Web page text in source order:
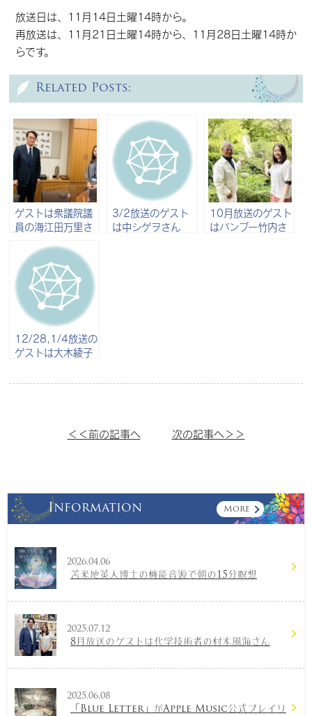
放送日は、11月14日土曜14時から。
再放送は、11月21日土曜14時から、11月28日土曜14時か
らです。
Related Posts:
ゲストは衆議院議
員の海江田万里さ
3/2放送のゲスト
は中シゲヲさん
10月放送のゲスト
はバンブー竹内さ
12/28,1/4放送の
ゲストは大木綾子
＜＜前の記事へ 次の記事へ＞＞
Information More
2026.04.06
苫米地英人博士の機能音源で朝の15分瞑想
2025.07.12
8月放送のゲストは化学技術者の村木風海さん
2025.06.08
「Blue Letter」がApple Music公式プレイリ